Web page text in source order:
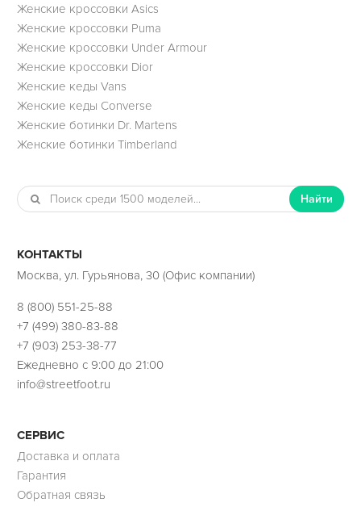
Женские кроссовки Asics
Женские кроссовки Puma
Женские кроссовки Under Armour
Женские кроссовки Dior
Женские кеды Vans
Женские кеды Converse
Женские ботинки Dr. Martens
Женские ботинки Timberland
Найти
КОНТАКТЫ
Москва, ул. Гурьянова, 30 (Офис компании)
8 (800) 551-25-88
+7 (499) 380-83-88
+7 (903) 253-38-77
Ежедневно с 9:00 до 21:00
info@streetfoot.ru
СЕРВИС
Доставка и оплата
Гарантия
Обратная связь